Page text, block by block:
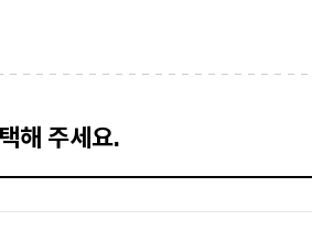
해 주세요.